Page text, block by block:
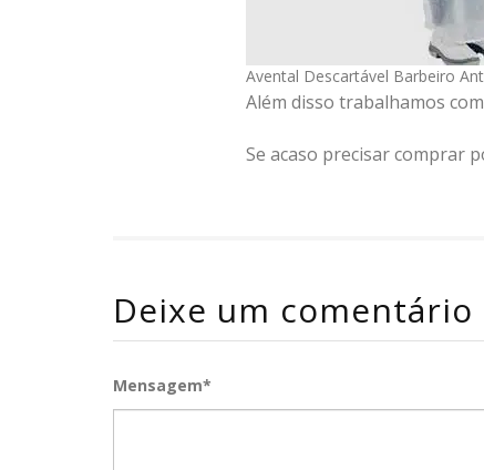
Avental Descartável Barbeiro
Além disso trabalhamos
Se acaso precisar comprar
Deixe um comentário
Mensagem*